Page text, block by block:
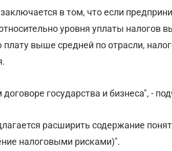
в том, что если
уровня уплаты налогов
выше средней по отрасли,
государства и бизнеса", -
расширить содержание
налоговыми рисками)".